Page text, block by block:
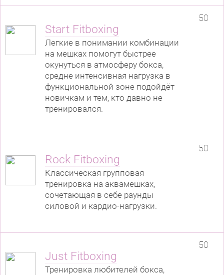
Start Fitboxing
Легкие в понимании комбинации
на мешках помогут быстрее
окунуться в атмосферу бокса,
средне интенсивная нагрузка в
функциональной зоне подойдёт
новичкам и тем, кто давно не
тренировался.
50
Rock Fitboxing
Классическая групповая
тренировка на аквамешках,
сочетающая в себе раунды
силовой и кардио-нагрузки.
50
Just Fitboxing
Тренировка любителей бокса,
50